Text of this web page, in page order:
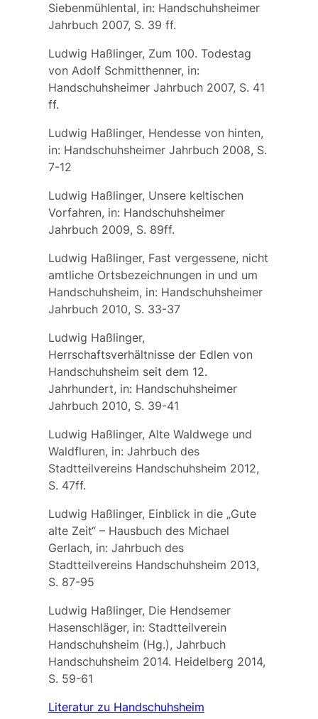
Siebenmühlental, in: Handschuhsheimer
Jahrbuch 2007, S. 39 ff.
Ludwig Haßlinger, Zum 100. Todestag
von Adolf Schmitthenner, in:
Handschuhsheimer Jahrbuch 2007, S. 41
ff.
Ludwig Haßlinger, Hendesse von hinten,
in: Handschuhsheimer Jahrbuch 2008, S.
7-12
Ludwig Haßlinger, Unsere keltischen
Vorfahren, in: Handschuhsheimer
Jahrbuch 2009, S. 89ff.
Ludwig Haßlinger, Fast vergessene, nicht
amtliche Ortsbezeichnungen in und um
Handschuhsheim, in: Handschuhsheimer
Jahrbuch 2010, S. 33-37
Ludwig Haßlinger,
Herrschaftsverhältnisse der Edlen von
Handschuhsheim seit dem 12.
Jahrhundert, in: Handschuhsheimer
Jahrbuch 2010, S. 39-41
Ludwig Haßlinger, Alte Waldwege und
Waldfluren, in: Jahrbuch des
Stadtteilvereins Handschuhsheim 2012,
S. 47ff.
Ludwig Haßlinger, Einblick in die „Gute
alte Zeit“ – Hausbuch des Michael
Gerlach, in: Jahrbuch des
Stadtteilvereins Handschuhsheim 2013,
S. 87-95
Ludwig Haßlinger, Die Hendsemer
Hasenschläger, in: Stadtteilverein
Handschuhsheim (Hg.), Jahrbuch
Handschuhsheim 2014. Heidelberg 2014,
S. 59-61
Literatur zu Handschuhsheim